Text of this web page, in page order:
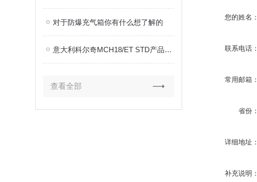
对于防爆充气箱你有什么想了解的
意大利科尔奇MCH18/ET STD产品资料
查看全部
您的姓名：
联系电话：
常用邮箱：
省份：
详细地址：
补充说明：